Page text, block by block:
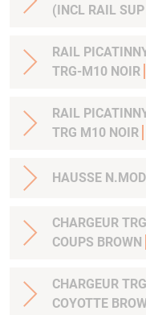
(INCL RAIL
RAIL
TRG-M10 NOIR
RAIL
TRG M10 NOIR
HAUSSE
CHARGEUR
COUPS BROWN
CHARGEUR
COYOTTE